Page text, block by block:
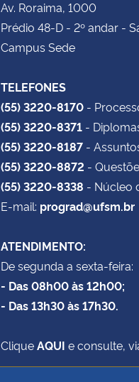
Av. Roraima, 1000
Prédio 48-D - 2º andar -
Campus Sede
TELEFONES
(55) 3220-8170 -
(55) 3220-8371 -
(55) 3220-8187 -
(55) 3220-8872 -
(55) 3220-8338 - Núcleo
E-mail: prograd@ufsm.br
ATENDIMENTO:
De segunda a sexta-feira:
- Das 08h00 às 12h00;
- Das 13h30 às 17h30.
CliqueAQUI e consulte,